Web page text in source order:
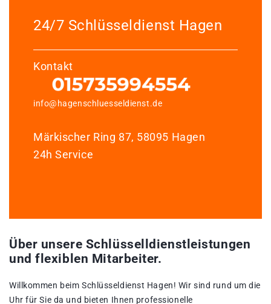
24/7 Schlüsseldienst Hagen
Kontakt
info@hagenschluesseldienst.de
Märkischer Ring 87, 58095 Hagen
24h Service
Über unsere Schlüsselldienstleistungen
und flexiblen Mitarbeiter.
Willkommen beim Schlüsseldienst Hagen!​ Wir sind rund um die
Uhr für Sie da und bieten Ihnen professionelle